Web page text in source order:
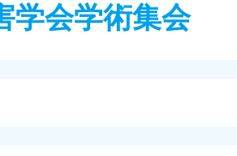
学会学術集会